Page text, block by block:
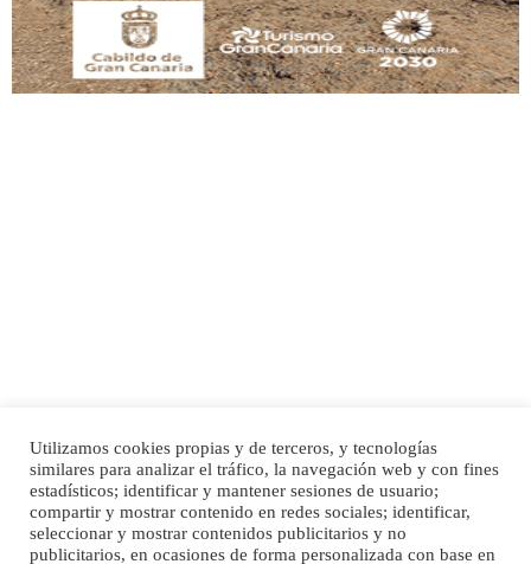
SHIBA PERDIDO AVDA JOSE MESA Y LOPEZ
PERRO MACHO RAZA SHIBA CON MICROCHIP PERDIDO HOY 06/07/2025 ZONA
MESA Y LOPEZ. ES MUY ASUSTADIZO
Leales.org » Gran Canaria | 6.7.2025
Inicio Publicidad
Política de privacidad
Aviso Legal
Cláusula de Cookies
Enlaces de interés
Utilizamos cookies propias y de terceros, y tecnologías
similares para analizar el tráfico, la navegación web y con fines
estadísticos; identificar y mantener sesiones de usuario;
compartir y mostrar contenido en redes sociales; identificar,
seleccionar y mostrar contenidos publicitarios y no
publicitarios, en ocasiones de forma personalizada con base en